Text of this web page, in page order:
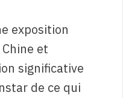
exposition
et
significative
de ce qui